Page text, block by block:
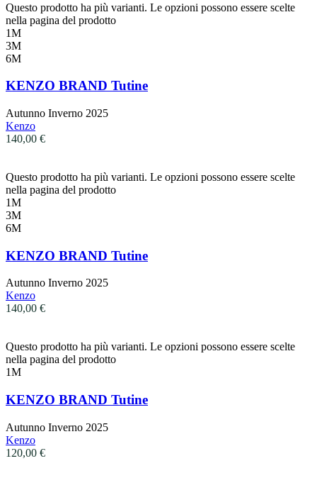
Questo prodotto ha più varianti. Le opzioni possono essere scelte
nella pagina del prodotto
1M
3M
6M
KENZO BRAND Tutine
Autunno Inverno 2025
Kenzo
140,00 €
Questo prodotto ha più varianti. Le opzioni possono essere scelte
nella pagina del prodotto
1M
3M
6M
KENZO BRAND Tutine
Autunno Inverno 2025
Kenzo
140,00 €
Questo prodotto ha più varianti. Le opzioni possono essere scelte
nella pagina del prodotto
1M
KENZO BRAND Tutine
Autunno Inverno 2025
Kenzo
120,00 €